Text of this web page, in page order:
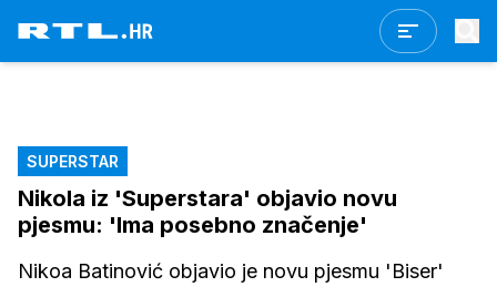
SUPERSTAR
Nikola iz 'Superstara' objavio novu
pjesmu: 'Ima posebno značenje'
Nikoa Batinović objavio je novu pjesmu 'Biser'